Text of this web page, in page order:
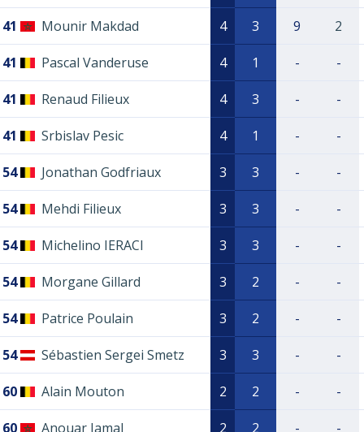
41 Mounir Makdad 4 3 9 2
41 Pascal Vanderuse 4 1 - -
41 Renaud Filieux 4 3 - -
41 Srbislav Pesic 4 1 - -
54 Jonathan Godfriaux 3 3 - -
54 Mehdi Filieux 3 3 - -
54 Michelino IERACI 3 3 - -
54 Morgane Gillard 3 2 - -
54 Patrice Poulain 3 2 - -
54 Sébastien Sergei Smetz 3 3 - -
60 Alain Mouton 2 2 - -
60 Anouar Jamal 2 2 - -